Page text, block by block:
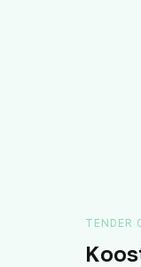
TENDER